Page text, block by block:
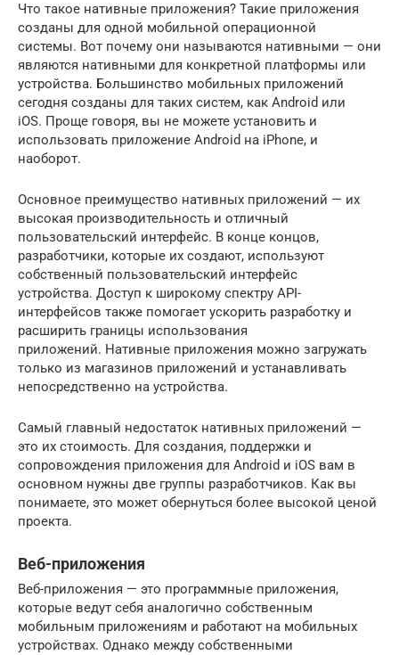
Что такое нативные приложения? Такие приложения
созданы для одной мобильной операционной
системы. Вот почему они называются нативными — они
являются нативными для конкретной платформы или
устройства. Большинство мобильных приложений
сегодня созданы для таких систем, как Android или
iOS. Проще говоря, вы не можете установить и
использовать приложение Android на iPhone, и
наоборот.
Основное преимущество нативных приложений — их
высокая производительность и отличный
пользовательский интерфейс. В конце концов,
разработчики, которые их создают, используют
собственный пользовательский интерфейс
устройства. Доступ к широкому спектру API-
интерфейсов также помогает ускорить разработку и
расширить границы использования
приложений. Нативные приложения можно загружать
только из магазинов приложений и устанавливать
непосредственно на устройства.
Самый главный недостаток нативных приложений —
это их стоимость. Для создания, поддержки и
сопровождения приложения для Android и iOS вам в
основном нужны две группы разработчиков. Как вы
понимаете, это может обернуться более высокой ценой
проекта.
Веб-приложения
Веб-приложения — это программные приложения,
которые ведут себя аналогично собственным
мобильным приложениям и работают на мобильных
устройствах. Однако между собственными